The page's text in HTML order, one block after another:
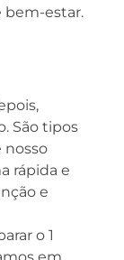
bem-estar.
São tipos
rápida e
e
o 1